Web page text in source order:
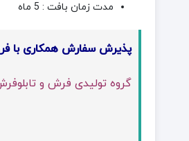
مدت زمان بافت : 5 ماه
پذیرش سفارش همکاری با
گروه تولیدی فرش و